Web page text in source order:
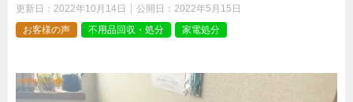
更新日： 2022年10月14日 公開日： 2022年5月15日
お客様の声
不用品回収・処分 家電処分